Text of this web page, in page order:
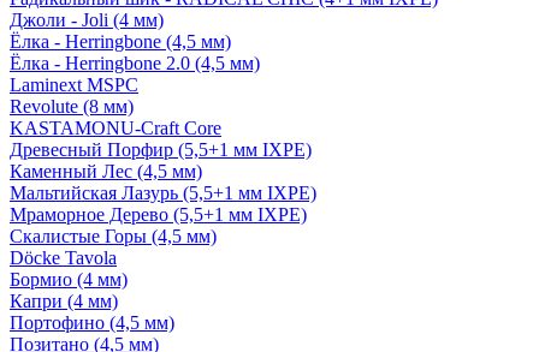
Джоли - Joli (4 мм)
Ёлка - Herringbone (4,5 мм)
Ёлка - Herringbone 2.0 (4,5 мм)
Laminext MSPC
Revolute (8 мм)
KASTAMONU-Craft Core
Древесный Порфир (5,5+1 мм IXPE)
Каменный Лес (4,5 мм)
Мальтийская Лазурь (5,5+1 мм IXPE)
Мраморное Дерево (5,5+1 мм IXPE)
Скалистые Горы (4,5 мм)
Döcke Tavola
Бормио (4 мм)
Капри (4 мм)
Портофино (4,5 мм)
Позитано (4,5 мм)